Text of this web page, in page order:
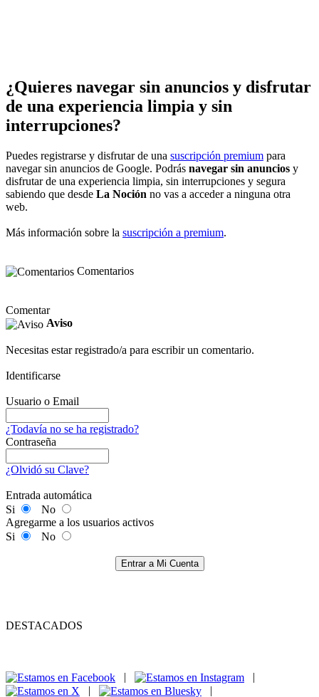
¿Quieres navegar sin anuncios y disfrutar
de una experiencia limpia y sin
interrupciones?
Puedes registrarse y disfrutar de una suscripción premium para
navegar sin anuncios de Google. Podrás navegar sin anuncios y
disfrutar de una experiencia limpia, sin interrupciones y segura
sabiendo que desde La Noción no vas a acceder a ninguna otra
web.
Más información sobre la suscripción a premium.
Comentarios
Comentar
Aviso
Necesitas estar registrado/a para escribir un comentario.
Identificarse
Usuario o Email
¿Todavía no se ha registrado?
Contraseña
¿Olvidó su Clave?
Entrada automática
Si
No
Agregarme a los usuarios activos
Si
No
Entrar a Mi Cuenta
DESTACADOS
|
|
|
|